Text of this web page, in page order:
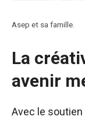
Asep et sa famille.
La
avenir
Avec le soutien